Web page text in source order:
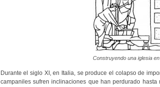
Construyendo una iglesia en
Durante el siglo XI, en Italia, se produce el colapso de
campaniles sufren inclinaciones que han perdurado